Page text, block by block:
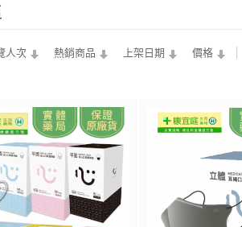
人次 熱銷商品 上架日期 價格